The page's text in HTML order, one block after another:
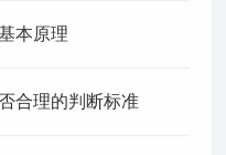
本原理
合理的判断标准